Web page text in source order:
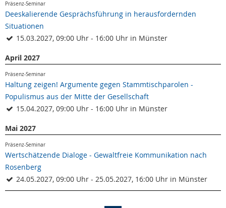
Präsenz-Seminar
Deeskalierende Gesprächsführung in herausfordernden
Situationen
15.03.2027, 09:00 Uhr - 16:00 Uhr in Münster
April 2027
Präsenz-Seminar
Haltung zeigen! Argumente gegen Stammtischparolen -
Populismus aus der Mitte der Gesellschaft
15.04.2027, 09:00 Uhr - 16:00 Uhr in Münster
Mai 2027
Präsenz-Seminar
Wertschätzende Dialoge - Gewaltfreie Kommunikation nach
Rosenberg
24.05.2027, 09:00 Uhr - 25.05.2027, 16:00 Uhr in Münster